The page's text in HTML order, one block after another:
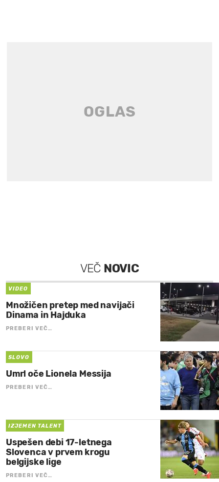
VEČ NOVIC
VIDEO
Množičen pretep med navijači
Dinama in Hajduka
PREBERI VEČ…
SLOVO
Umrl oče Lionela Messija
PREBERI VEČ…
IZJEMEN TALENT
Uspešen debi 17-letnega
Slovenca v prvem krogu
belgijske lige
PREBERI VEČ…